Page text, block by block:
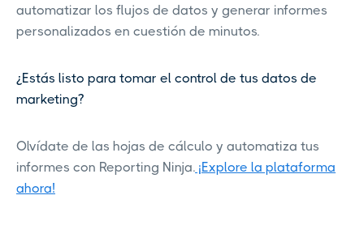
automatizar los flujos de datos y generar informes
personalizados en cuestión de minutos.
¿Estás listo para tomar el control de tus datos de
marketing?
Olvídate de las hojas de cálculo y automatiza tus
informes con Reporting Ninja. ¡Explore la plataforma
ahora!